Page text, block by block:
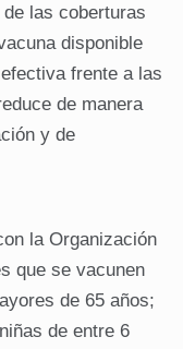
las coberturas
disponible
frente a las
de manera
y de
la Organización
que se vacunen
de 65 años;
de entre 6